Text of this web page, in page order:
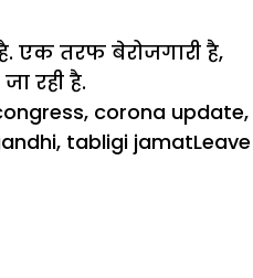
एक तरफ बेरोजगारी है,
रही है.
, corona update,
, tabligi jamatLeave